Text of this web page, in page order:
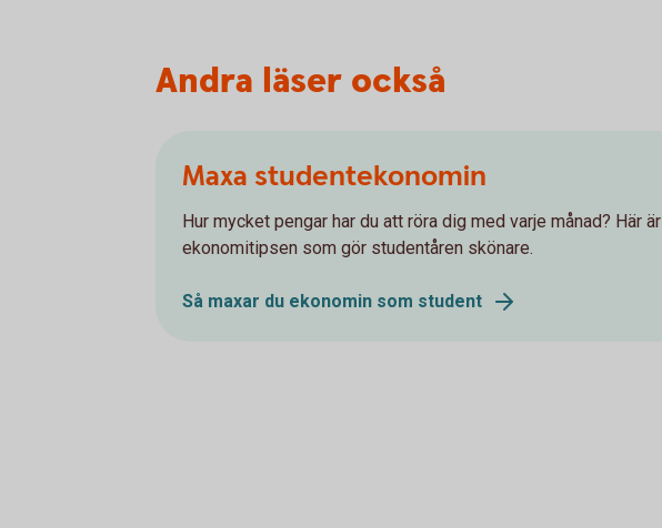
Andra läser också
Maxa studentekonomin
Hur mycket pengar har du att röra dig med varje månad? Här är
ekonomitipsen som gör studentåren skönare.
Så maxar du ekonomin som student